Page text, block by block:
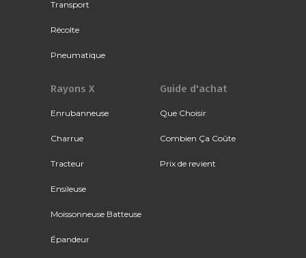
Transport
Récolte
Pneumatique
Rayons X
Enrubanneuse
Charrue
Tracteur
Ensileuse
Moissonneuse Batteuse
Épandeur
Guide d'achat
Que Choisir
Combien Ça Coûte
Prix de revient